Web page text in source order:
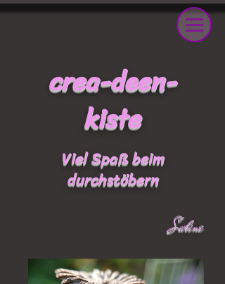
crea-deen-
kiste
Viel Spaß beim
durchstöbern
Sabine